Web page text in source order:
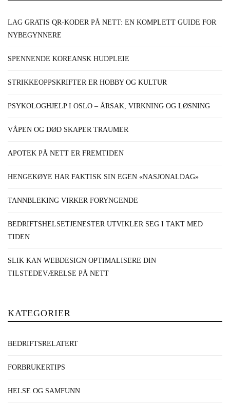
LAG GRATIS QR-KODER PÅ NETT: EN KOMPLETT GUIDE FOR
NYBEGYNNERE
SPENNENDE KOREANSK HUDPLEIE
STRIKKEOPPSKRIFTER ER HOBBY OG KULTUR
PSYKOLOGHJELP I OSLO – ÅRSAK, VIRKNING OG LØSNING
VÅPEN OG DØD SKAPER TRAUMER
APOTEK PÅ NETT ER FREMTIDEN
HENGEKØYE HAR FAKTISK SIN EGEN «NASJONALDAG»
TANNBLEKING VIRKER FORYNGENDE
BEDRIFTSHELSETJENESTER UTVIKLER SEG I TAKT MED
TIDEN
SLIK KAN WEBDESIGN OPTIMALISERE DIN
TILSTEDEVÆRELSE PÅ NETT
KATEGORIER
BEDRIFTSRELATERT
FORBRUKERTIPS
HELSE OG SAMFUNN